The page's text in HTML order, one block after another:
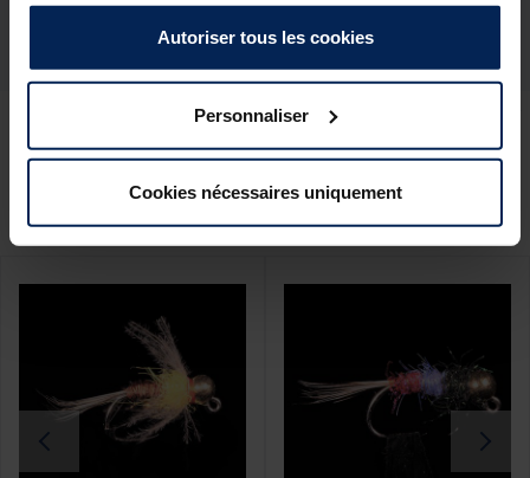
Autoriser tous les cookies
Personnaliser
Cookies nécessaires uniquement
Ces produits pourraient vous
intéresser :